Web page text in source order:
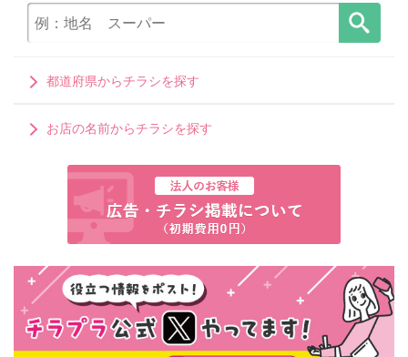
都道府県からチラシを探す
お店の名前からチラシを探す